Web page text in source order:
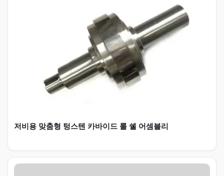
저비용 맞춤형 텅스텐 카바이드 롤 쉘 어셈블리